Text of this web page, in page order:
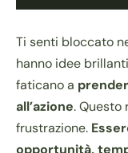
Ti senti bloccato
hanno idee
faticano a
all’azione. Questo
frustrazione.